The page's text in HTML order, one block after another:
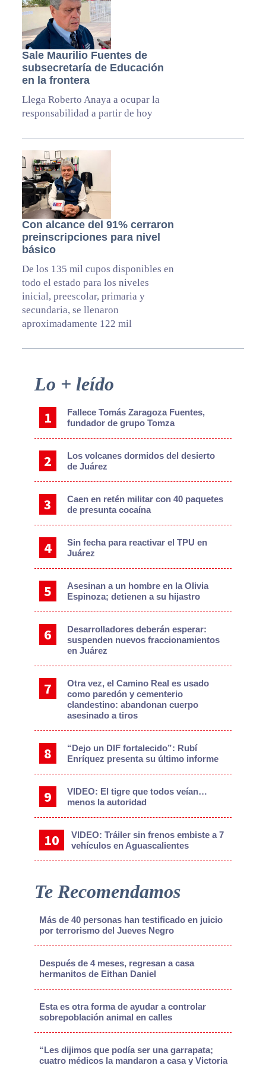
Sale Maurilio Fuentes de
subsecretaría de Educación
en la frontera
Llega Roberto Anaya a ocupar la
responsabilidad a partir de hoy
Con alcance del 91% cerraron
preinscripciones para nivel
básico
De los 135 mil cupos disponibles en
todo el estado para los niveles
inicial, preescolar, primaria y
secundaria, se llenaron
aproximadamente 122 mil
Primary
Lo + leído
Fallece Tomás Zaragoza Fuentes,
fundador de grupo Tomza
Los volcanes dormidos del desierto
de Juárez
Caen en retén militar con 40 paquetes
de presunta cocaína
Sin fecha para reactivar el TPU en
Juárez
Asesinan a un hombre en la Olivia
Espinoza; detienen a su hijastro
Desarrolladores deberán esperar:
suspenden nuevos fraccionamientos
en Juárez
Otra vez, el Camino Real es usado
como paredón y cementerio
clandestino: abandonan cuerpo
asesinado a tiros
“Dejo un DIF fortalecido”: Rubí
Enríquez presenta su último informe
VIDEO: El tigre que todos veían…
menos la autoridad
VIDEO: Tráiler sin frenos embiste a 7
vehículos en Aguascalientes
Te Recomendamos
Más de 40 personas han testificado en juicio
por terrorismo del Jueves Negro
Después de 4 meses, regresan a casa
hermanitos de Eithan Daniel
Esta es otra forma de ayudar a controlar
sobrepoblación animal en calles
“Les dijimos que podía ser una garrapata;
cuatro médicos la mandaron a casa y Victoria